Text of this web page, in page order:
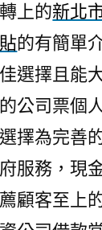
上的新北
的有簡單
選擇且能
公司票個
擇為完善
服務，現
顧客至上